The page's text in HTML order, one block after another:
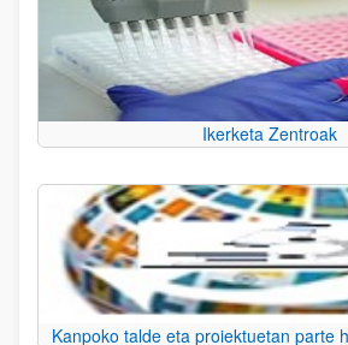
Ikerketa Zentroak
Kanpoko talde eta proiektuetan parte